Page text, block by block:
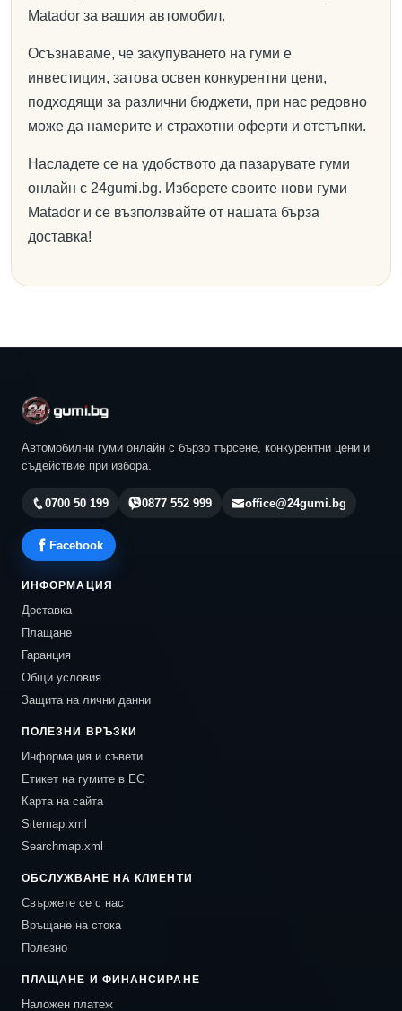
Matador за вашия автомобил.
Осъзнаваме, че закупуването на гуми е
инвестиция, затова освен конкурентни цени,
подходящи за различни бюджети, при нас редовно
може да намерите и страхотни оферти и отстъпки.
Насладете се на удобството да пазарувате гуми
онлайн с 24gumi.bg. Изберете своите нови гуми
Matador и се възползвайте от нашата бърза
доставка!
Автомобилни гуми онлайн с бързо търсене, конкурентни цени и
съдействие при избора.
0700 50 199 0877 552 999 office@24gumi.bg
Facebook
ИНФОРМАЦИЯ
Доставка
Плащане
Гаранция
Общи условия
Защита на лични данни
ПОЛЕЗНИ ВРЪЗКИ
Информация и съвети
Етикет на гумите в ЕС
Карта на сайта
Sitemap.xml
Searchmap.xml
ОБСЛУЖВАНЕ НА КЛИЕНТИ
Свържете се с нас
Връщане на стока
Полезно
ПЛАЩАНЕ И ФИНАНСИРАНЕ
Наложен платеж